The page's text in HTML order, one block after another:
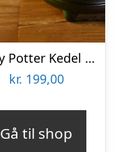
Harry Potter Kedel Selvrørende Krus
kr. 199,00
Gå til shop